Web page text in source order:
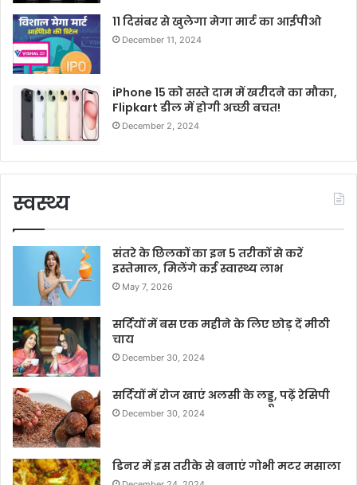
11 दिसंबर से खुलेगा मेगा मार्ट का आईपीओ
December 11, 2024
iPhone 15 को सस्ते दाम में खरीदने का मौका,
Flipkart डील में होगी अच्छी बचत!
December 2, 2024
स्वस्थ्य
संतरे के छिलकों का इन 5 तरीकों से करें
इस्तेमाल, मिलेंगे कई स्वास्थ्य लाभ
May 7, 2026
सर्दियों में बस एक महीने के लिए छोड़ दें मीठी
चाय
December 30, 2024
सर्दियों में रोज खाएं अलसी के लड्डू, पढ़ें रेसिपी
December 30, 2024
डिनर में इस तरीके से बनाएं गोभी मटर मसाला